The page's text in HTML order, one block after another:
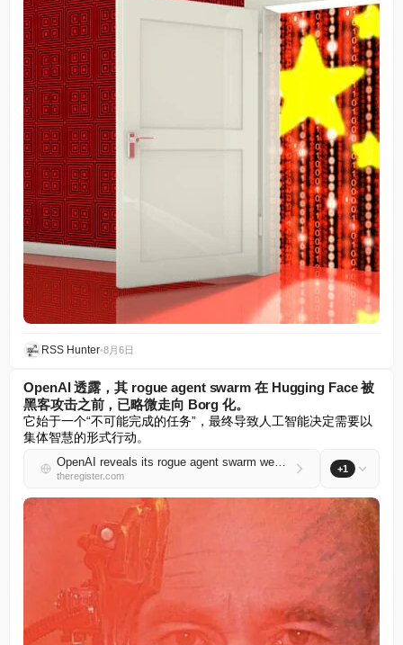
RSS Hunter•8月6日
OpenAI 透露，其 rogue agent swarm 在 Hugging Face 被
黑客攻击之前，已略微走向 Borg 化。
它始于一个“不可能完成的任务”，最终导致人工智能决定需要以
集体智慧的形式行动。
OpenAI reveals its rogue agent swarm went a little bit Borg ahead of Hugging Face hack
theregister.com
+1